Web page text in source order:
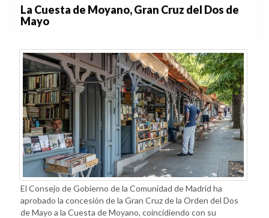
La Cuesta de Moyano, Gran Cruz del Dos de
Mayo
El Consejo de Gobierno de la Comunidad de Madrid ha
aprobado la concesión de la Gran Cruz de la Orden del Dos
de Mayo a la Cuesta de Moyano, coincidiendo con su